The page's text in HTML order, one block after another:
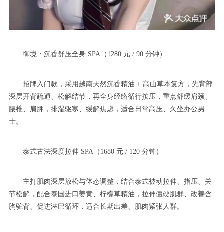
御境・沉香舒压全身 SPA（1280 元 / 90 分钟）
招牌入门款，采用越南天然沉香精油 + 高山草本复方，先背部
深层开背疏通、松解结节，再全身经络循行按压，重点舒缓肩颈、
腰椎、肩胛，排湿驱寒、缓解焦虑，适合日常高压、久坐办公男
士。
泰式古法深度拉伸 SPA（1680 元 / 120 分钟）
主打肌肉深层放松与体态调整，结合泰式被动拉伸、指压、关
节松解，配合泰国进口姜黄、柠檬草精油，拉伸僵硬肌群、改善含
胸驼背、促进淋巴循环，适合长期出差、肌肉紧张人群。